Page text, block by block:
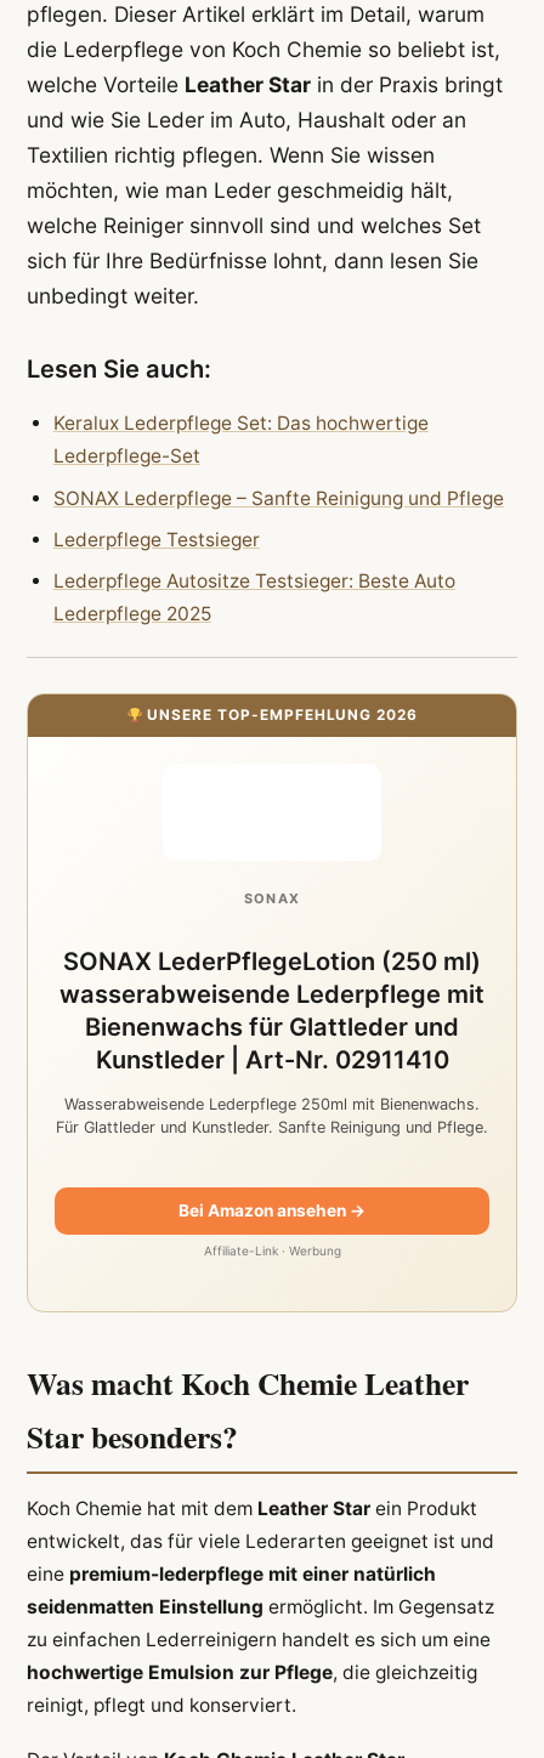
pflegen. Dieser Artikel erklärt im Detail, warum
die Lederpflege von Koch Chemie so beliebt ist,
welche Vorteile Leather Starin der Praxis bringt
und wie Sie Leder im Auto, Haushalt oder an
Textilien richtig pflegen. Wenn Sie wissen
möchten, wie man Leder geschmeidig hält,
welche Reiniger sinnvoll sind und welches Set
sich für Ihre Bedürfnisse lohnt, dann lesen Sie
unbedingt weiter.
Lesen Sie auch:
Keralux Lederpflege Set: Das hochwertige
Lederpflege-Set
SONAX Lederpflege – Sanfte Reinigung und Pflege
Lederpflege Testsieger
Lederpflege Autositze Testsieger: Beste Auto
Lederpflege 2025
UNSERE TOP-EMPFEHLUNG 2026
SONAX
SONAX LederPflegeLotion (250 ml)
wasserabweisende Lederpflege mit
Bienenwachs für Glattleder und
Kunstleder | Art-Nr. 02911410
Wasserabweisende Lederpflege 250ml mit Bienenwachs.
Für Glattleder und Kunstleder. Sanfte Reinigung und Pflege.
Bei Amazon ansehen →
Affiliate-Link · Werbung
Was macht Koch Chemie Leather
Star besonders?
Koch Chemie hat mit dem Leather Starein Produkt
entwickelt, das für viele Lederarten geeignet ist und
eine premium-lederpflege mit einer natürlich
seidenmatten Einstellung ermöglicht. Im Gegensatz
zu einfachen Lederreinigern handelt es sich um eine
hochwertige Emulsion zur Pflege, die gleichzeitig
reinigt, pflegt und konserviert.